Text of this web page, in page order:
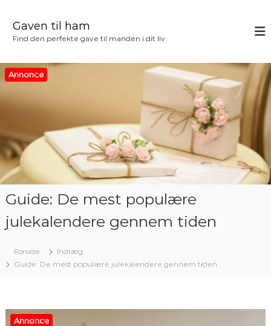
n
h
l
Gaven til ham
Find den perfekte gave til manden i dit liv
Annonce
Guide: De mest populære
julekalendere gennem tiden
Forside
Indlæg
Guide: De mest populære julekalendere gennem tiden
Annonce